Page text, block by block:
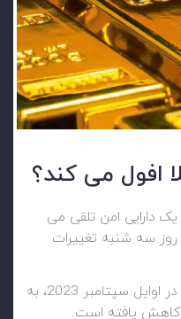
افول می کند؟
یک دارایی امن تلقی می
سه شنبه تغییرات
طلا پس از صعود به قله 1952.91 در اوایل سپتامبر 2023، به
یافته است.